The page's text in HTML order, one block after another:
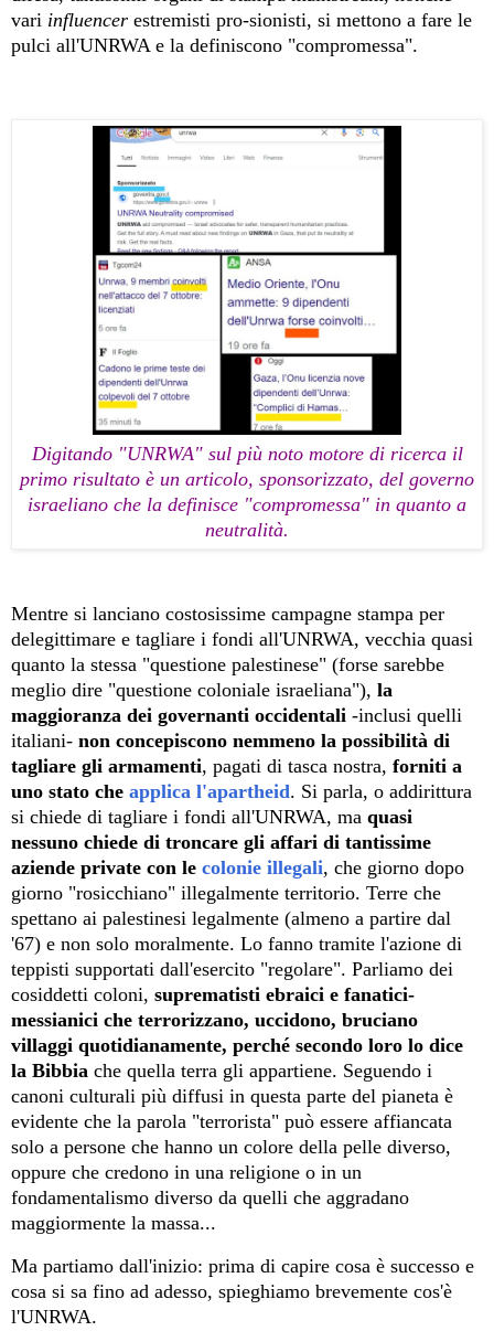
vari influencer estremisti pro-sionisti, si mettono a fare le
pulci all'UNRWA e la definiscono "compromessa".
Digitando "UNRWA" sul più noto motore di ricerca il
primo risultato è un articolo, sponsorizzato, del governo
israeliano che la definisce "compromessa" in quanto a
neutralità.
Mentre si lanciano costosissime campagne stampa per
delegittimare e tagliare i fondi all'UNRWA, vecchia quasi
quanto la stessa "questione palestinese" (forse sarebbe
meglio dire "questione coloniale israeliana"), la
maggioranza dei governanti occidentali -inclusi quelli
italiani- non concepiscono nemmeno la possibilità di
tagliare gli armamenti, pagati di tasca nostra, forniti a
uno stato che applica l'apartheid. Si parla, o addirittura
si chiede di tagliare i fondi all'UNRWA, ma quasi
nessuno chiede di troncare gli affari di tantissime
aziende private con le colonie illegali, che giorno dopo
giorno "rosicchiano" illegalmente territorio. Terre che
spettano ai palestinesi legalmente (almeno a partire dal
'67) e non solo moralmente. Lo fanno tramite l'azione di
teppisti supportati dall'esercito "regolare". Parliamo dei
cosiddetti coloni, suprematisti ebraici e fanatici-
messianici che terrorizzano, uccidono, bruciano
villaggi quotidianamente, perché secondo loro lo dice
la Bibbia che quella terra gli appartiene. Seguendo i
canoni culturali più diffusi in questa parte del pianeta è
evidente che la parola "terrorista" può essere affiancata
solo a persone che hanno un colore della pelle diverso,
oppure che credono in una religione o in un
fondamentalismo diverso da quelli che aggradano
maggiormente la massa...
Ma partiamo dall'inizio: prima di capire cosa è successo e
cosa si sa fino ad adesso, spieghiamo brevemente cos'è
l'UNRWA.